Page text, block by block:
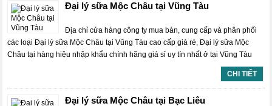
Đại lý sữa Mộc Châu tại Vũng Tàu
Địa chỉ cửa hàng công ty mua bán, cung cấp và phân phối
các loại Đại lý sữa Mộc Châu tại Vũng Tàu cao cấp giá rẻ, Đại lý sữa Mộc
Châu tại hàng hiệu nhập khẩu chính hãng giá sỉ uy tín nhất ở tại Vũng Tàu
CHI TIẾT
Đại lý sữa Mộc Châu tại Bạc Liêu